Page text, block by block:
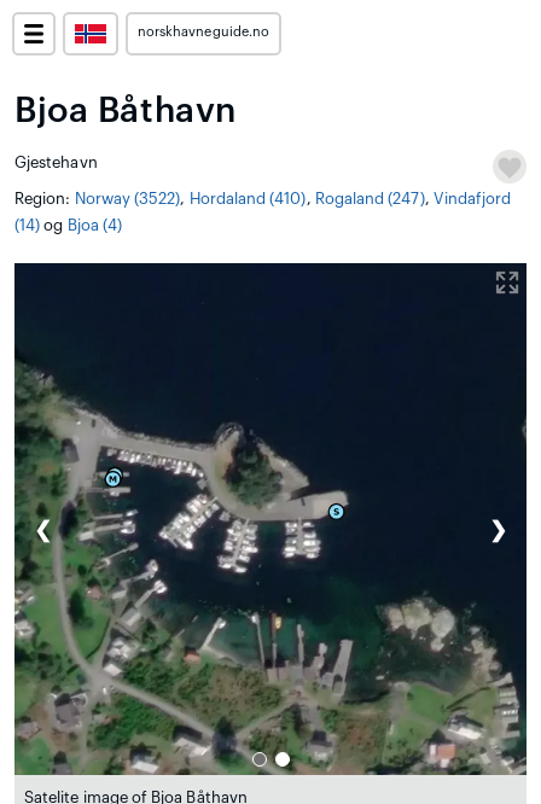
norskhavneguide.no
Bjoa Båthavn
Gjestehavn
Region: Norway (3522), Hordaland (410), Rogaland (247), Vindafjord
(14) og Bjoa (4)
❮ ❯
Satelite image of Bjoa Båthavn